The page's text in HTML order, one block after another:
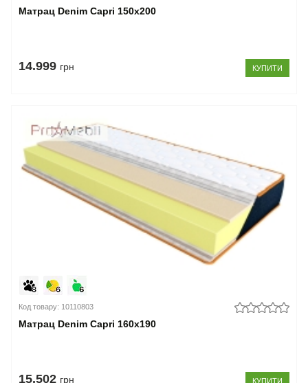
Матрац Denim Capri 150x200
14.999 грн КУПИТИ
Код товару: 10110803
Матрац Denim Capri 160x190
15.502 грн КУПИТИ